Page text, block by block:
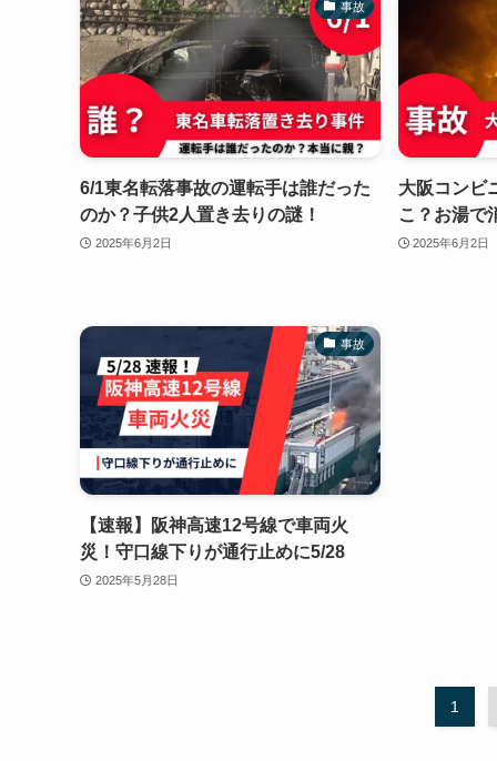
事故
6/1東名転落事故の運転手は誰だった
のか？子供2人置き去りの謎！
2025年6月2日
大阪コンビ
こ？お湯で
2025年6月2日
事故
【速報】阪神高速12号線で車両火
災！守口線下りが通行止めに5/28
2025年5月28日
1